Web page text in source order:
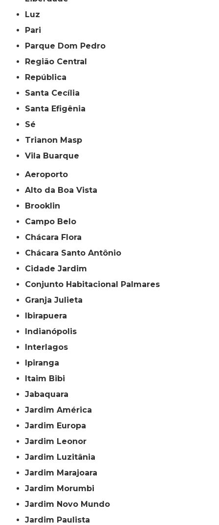
Luz
Pari
Parque Dom Pedro
Região Central
República
Santa Cecília
Santa Efigênia
Sé
Trianon Masp
Vila Buarque
Aeroporto
Alto da Boa Vista
Brooklin
Campo Belo
Chácara Flora
Chácara Santo Antônio
Cidade Jardim
Conjunto Habitacional Palmares
Granja Julieta
Ibirapuera
Indianópolis
Interlagos
Ipiranga
Itaim Bibi
Jabaquara
Jardim América
Jardim Europa
Jardim Leonor
Jardim Luzitânia
Jardim Marajoara
Jardim Morumbi
Jardim Novo Mundo
Jardim Paulista